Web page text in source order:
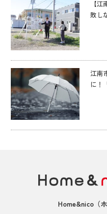
【
敗し
江南
に！
Home&nico（